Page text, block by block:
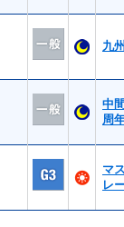
九
中
周
マ
レ